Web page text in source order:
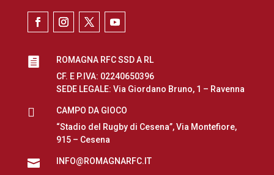

ROMAGNA RFC SSD A RL
CF. E P.IVA: 02240650396
SEDE LEGALE: Via Giordano Bruno, 1 – Ravenna

CAMPO DA GIOCO
“Stadio del Rugby di Cesena”, Via Montefiore,
915 – Cesena
 INFO@ROMAGNARFC.IT